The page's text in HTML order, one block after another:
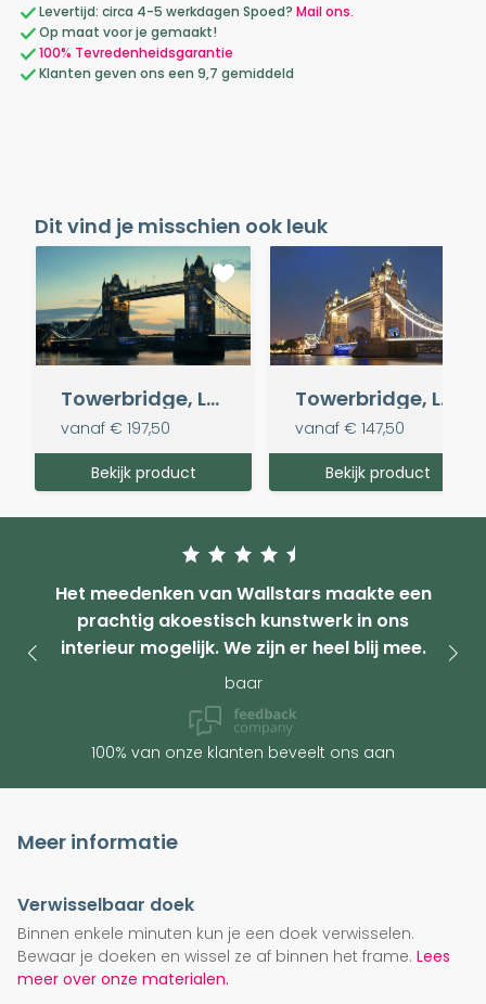
Levertijd: circa 4-5 werkdagen Spoed? Mail ons.
Op maat voor je gemaakt!
100% Tevredenheidsgarantie
Klanten geven ons een 9,7 gemiddeld
Dit vind je misschien ook leuk
Towerbridge, London panorama
vanaf € 197,50
Bekijk product
Towerbridge, London by night
vanaf € 147,50
Bekijk product
Het meedenken van Wallstars maakte een
prachtig akoestisch kunstwerk in ons
interieur mogelijk. We zijn er heel blij mee.
baar
100% van onze klanten beveelt ons aan
Meer informatie
Verwisselbaar doek
Binnen enkele minuten kun je een doek verwisselen.
Bewaar je doeken en wissel ze af binnen het frame. Lees
meer over onze materialen.